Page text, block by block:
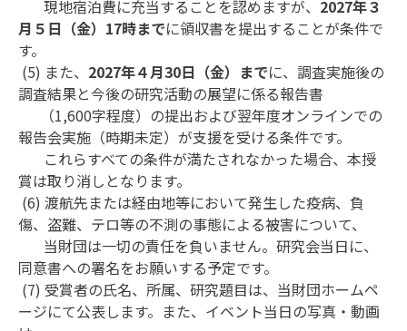
現地宿泊費に充当することを認めますが、 2027年３
月５日（金）17時までに領収書を提出することが条件で
す。
(5) また、 2027年４月30日（金）までに、調査実施後の
調査結果と今後の研究活動の展望に係る報告書
（1,600字程度）の提出および翌年度オンラインでの
報告会実施（時期未定）が支援を受ける条件です。
これらすべての条件が満たされなかった場合、本授
賞は取り消しとなります。
(6) 渡航先または経由地等において発生した疫病、負
傷、盗難、テロ等の不測の事態による被害について、
当財団は一切の責任を負いません。研究会当日に、
同意書への署名をお願いする予定です。
(7) 受賞者の氏名、所属、研究題目は、当財団ホームペ
ージにて公表します。また、イベント当日の写真・動画